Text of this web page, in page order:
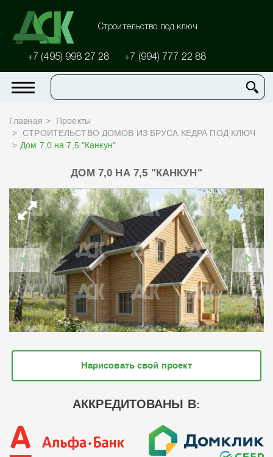
Строительство под ключ
+7 (495) 998 27 28 +7 (994) 777 22 88
Главная
Проекты
СТРОИТЕЛЬСТВО ДОМОВ ИЗ БРУСА КЕДРА ПОД КЛЮЧ
Дом 7,0 на 7,5 "Канкун"
ДОМ 7,0 НА 7,5 "КАНКУН"
Нарисовать свой проект
АККРЕДИТОВАНЫ В: